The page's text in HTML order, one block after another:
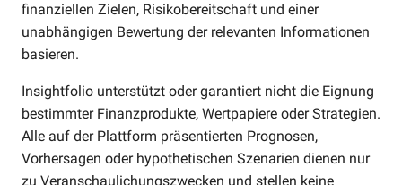
finanziellen Zielen, Risikobereitschaft und einer
unabhängigen Bewertung der relevanten Informationen
basieren.
Insightfolio unterstützt oder garantiert nicht die Eignung
bestimmter Finanzprodukte, Wertpapiere oder Strategien.
Alle auf der Plattform präsentierten Prognosen,
Vorhersagen oder hypothetischen Szenarien dienen nur
zu Veranschaulichungszwecken und stellen keine